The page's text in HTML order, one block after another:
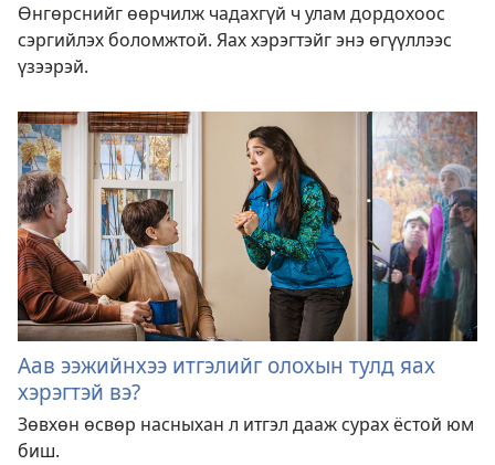
Өнгөрснийг өөрчилж чадахгүй ч улам дордохоос
сэргийлэх боломжтой. Яах хэрэгтэйг энэ өгүүллээс
үзээрэй.
Аав ээжийнхээ итгэлийг олохын тулд яах
хэрэгтэй вэ?
Зөвхөн өсвөр насныхан л итгэл дааж сурах ёстой юм
биш.